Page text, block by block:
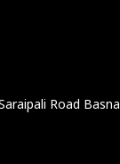
Road Basna